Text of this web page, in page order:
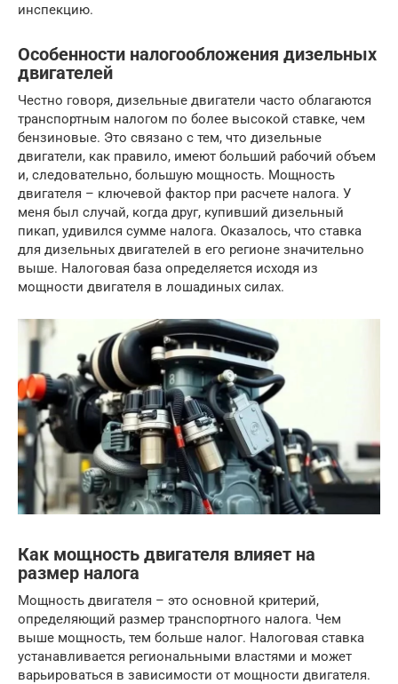
инспекцию.
Особенности налогообложения дизельных
двигателей
Честно говоря, дизельные двигатели часто облагаются
транспортным налогом по более высокой ставке, чем
бензиновые. Это связано с тем, что дизельные
двигатели, как правило, имеют больший рабочий объем
и, следовательно, большую мощность. Мощность
двигателя – ключевой фактор при расчете налога. У
меня был случай, когда друг, купивший дизельный
пикап, удивился сумме налога. Оказалось, что ставка
для дизельных двигателей в его регионе значительно
выше. Налоговая база определяется исходя из
мощности двигателя в лошадиных силах.
Как мощность двигателя влияет на
размер налога
Мощность двигателя – это основной критерий,
определяющий размер транспортного налога. Чем
выше мощность, тем больше налог. Налоговая ставка
устанавливается региональными властями и может
варьироваться в зависимости от мощности двигателя.